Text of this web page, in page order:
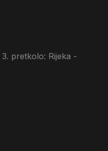
pretkolo: Rijeka -